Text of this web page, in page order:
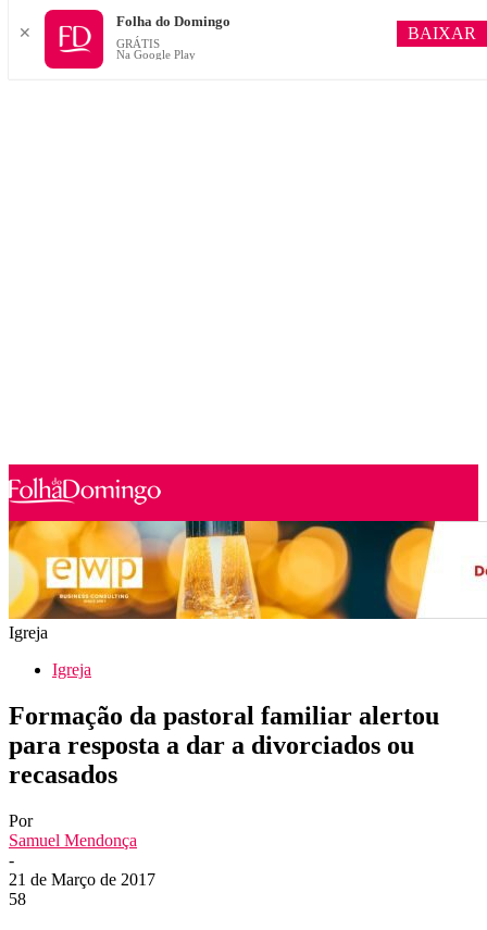
Igreja
Igreja
Formação da pastoral familiar alertou
para resposta a dar a divorciados ou
recasados
Por
Samuel Mendonça
-
21 de Março de 2017
58
✕
Folha do Domingo
GRÁTIS
Na Google Play
BAIXAR